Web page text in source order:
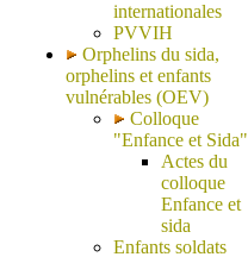
internationales
PVVIH
Orphelins du sida,
orphelins et enfants
vulnérables (OEV)
Colloque
"Enfance et Sida"
Actes du
colloque
Enfance et
sida
Enfants soldats